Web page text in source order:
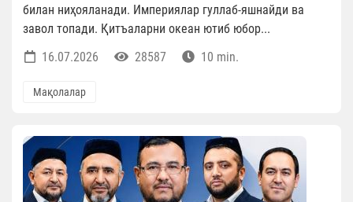
билан ниҳояланади. Империялар гуллаб-яшнайди ва
завол топади. Қитъаларни океан ютиб юбор...
16.07.2026
28587 10 min.
Мақолалар